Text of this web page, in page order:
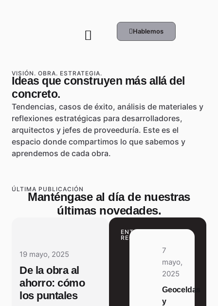
Hablemos
VISIÓN. OBRA. ESTRATEGIA.
Ideas que construyen más allá del
concreto.
Tendencias, casos de éxito, análisis de materiales y
reflexiones estratégicas para desarrolladores,
arquitectos y jefes de proveeduría. Este es el
espacio donde compartimos lo que sabemos y
aprendemos de cada obra.
ÚLTIMA PUBLICACIÓN
Manténgase al día de nuestras
últimas novedades.
19 mayo, 2025
De la obra al
ahorro: cómo
los puntales
ENTRADAS
RECIENTES
7
mayo,
2025
Geoceldas
y